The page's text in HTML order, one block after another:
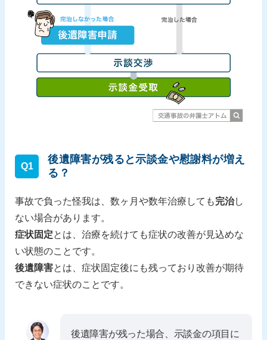
Q1
後遺障害が残ると示談金や慰謝料が増え
る？
事故で負った怪我は、数ヶ月や数年治療しても完治し
ない場合があります。
症状固定とは、治療を続けても症状の改善が見込めな
い状態のことです。
後遺障害とは、症状固定後にも残っており改善が期待
できない症状のことです。
後遺障害が残った場合、示談金の項目に